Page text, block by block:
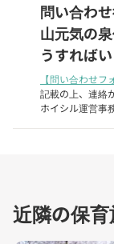
問い合わ
山元気の
うすれば
【問い合わせフ
記載の上、連絡
ホイシル運営事
近隣の保